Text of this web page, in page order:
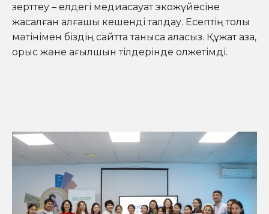
зерттеу – елдегі медиасауат экожүйесіне
жасалған алғашқы кешенді талдау. Есептің толық
мәтінімен біздің сайтта таныса аласыз. Құжат қазақ,
орыс және ағылшын тілдерінде қолжетімді.